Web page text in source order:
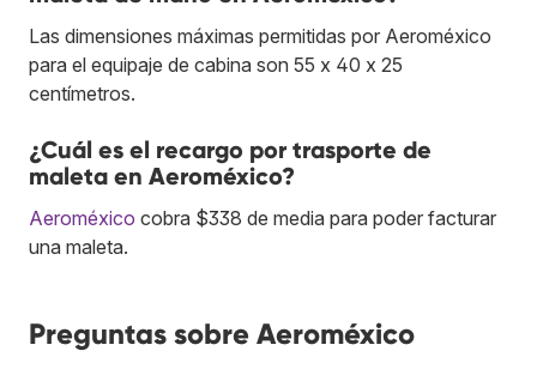
Las dimensiones máximas permitidas por Aeroméxico
para el equipaje de cabina son 55 x 40 x 25
centímetros.
¿Cuál es el recargo por trasporte de
maleta en Aeroméxico?
Aeroméxico cobra $338 de media para poder facturar
una maleta.
Preguntas sobre Aeroméxico